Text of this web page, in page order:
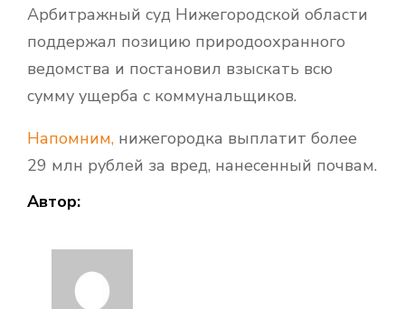
Арбитражный суд Нижегородской области
поддержал позицию природоохранного
ведомства и постановил взыскать всю
сумму ущерба с коммунальщиков.
Напомним, нижегородка выплатит более
29 млн рублей за вред, нанесенный почвам.
Автор: